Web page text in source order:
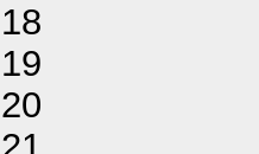
18
19
20